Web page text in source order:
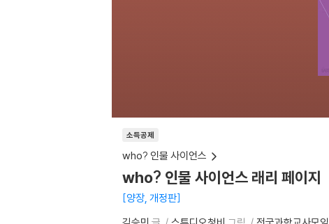
소득공제
who? 인물 사이언스
who? 인물 사이언스 래리 페이지
양장, 개정판